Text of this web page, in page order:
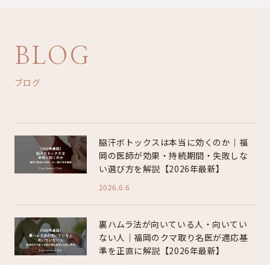
BLOG
ブログ
脇汗ボトックスは本当に効くのか｜福
岡の医師が効果・持続期間・失敗しな
い選び方を解説【2026年最新】
2026.6.6
裏ハムラ法が向いている人・向いてい
ない人｜福岡のクマ取り名医が適応基
準を正直に解説【2026年最新】